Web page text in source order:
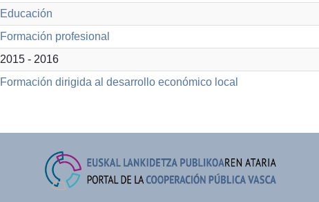
Educación
Formación profesional
2015 - 2016
Formación dirigida al desarrollo económico local